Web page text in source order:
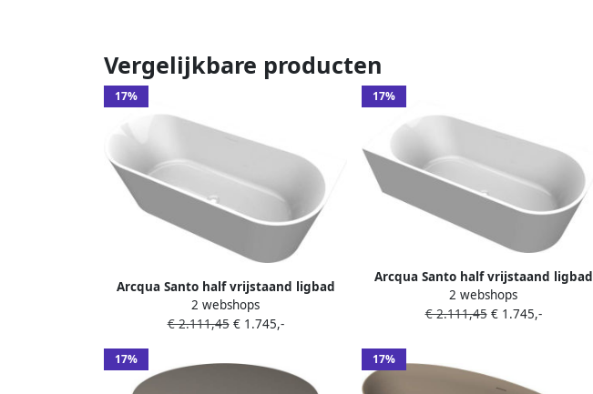
Vergelijkbare producten
17%
Arcqua Santo half vrijstaand ligbad
178x80cm acryl glans wit BAD104799
2 webshops
€ 2.111,45€ 1.745,-
17%
Arcqua Santo half vrijstaand ligbad
178x80cm acryl glans wit links
BAD108778
2 webshops
€ 2.111,45€ 1.745,-
17% 17%